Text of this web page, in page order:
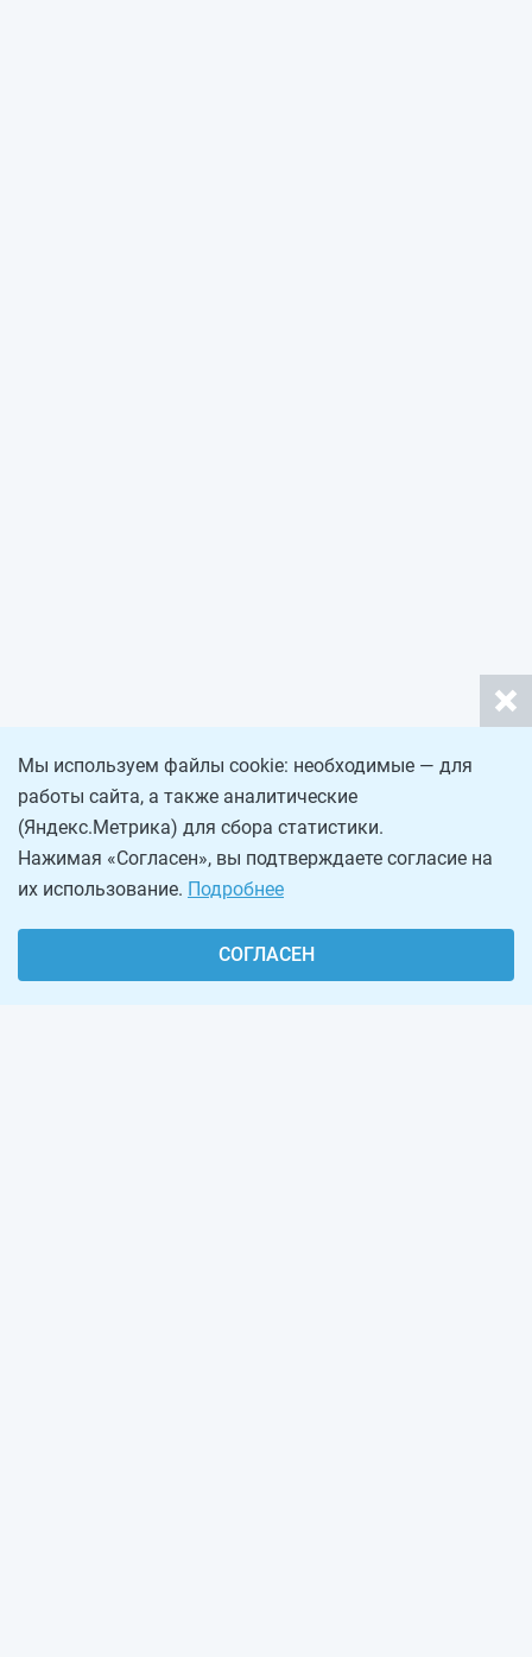
Мы используем файлы cookie: необходимые — для
работы сайта, а также аналитические
(Яндекс.Метрика) для сбора статистики.
Нажимая «Согласен», вы подтверждаете согласие на
их использование. Подробнее
СОГЛАСЕН